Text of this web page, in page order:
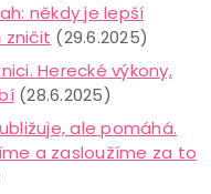
někdy je lepší
zničit (29.6.2025)
Herecké výkony,
(28.6.2025)
ale pomáhá.
a zasloužíme za to